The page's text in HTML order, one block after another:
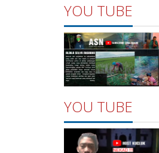
YOU TUBE
YOU TUBE